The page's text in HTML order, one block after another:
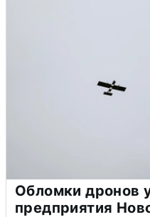
Обломки дронов
предприятия